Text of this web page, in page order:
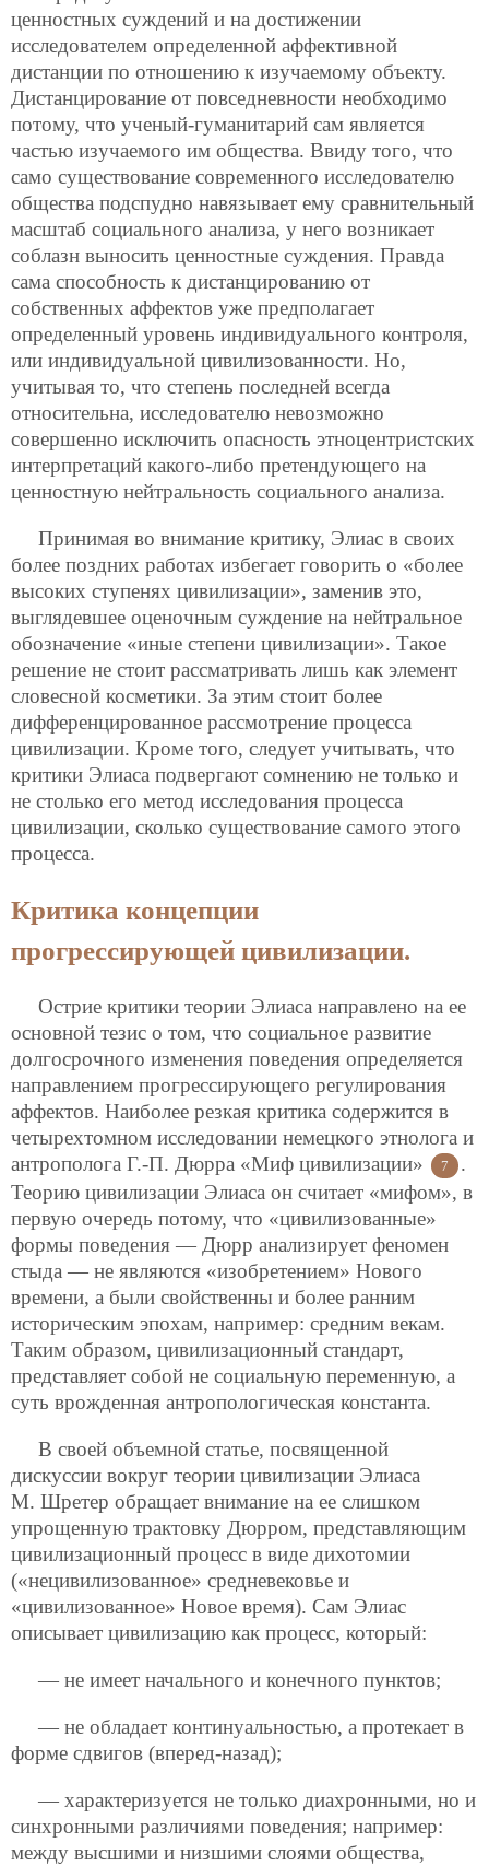
ценностных суждений и на достижении
исследователем определенной аффективной
дистанции по отношению к изучаемому объекту.
Дистанцирование от повседневности необходимо
потому, что ученый-гуманитарий сам является
частью изучаемого им общества. Ввиду того, что
само существование современного исследователю
общества подспудно навязывает ему сравнительный
масштаб социального анализа, у него возникает
соблазн выносить ценностные суждения. Правда
сама способность к дистанцированию от
собственных аффектов уже предполагает
определенный уровень индивидуального контроля,
или индивидуальной цивилизованности. Но,
учитывая то, что степень последней всегда
относительна, исследователю невозможно
совершенно исключить опасность этноцентристских
интерпретаций какого-либо претендующего на
ценностную нейтральность социального анализа.
Принимая во внимание критику, Элиас в своих
более поздних работах избегает говорить о «более
высоких ступенях цивилизации», заменив это,
выглядевшее оценочным суждение на нейтральное
обозначение «иные степени цивилизации». Такое
решение не стоит рассматривать лишь как элемент
словесной косметики. За этим стоит более
дифференцированное рассмотрение процесса
цивилизации. Кроме того, следует учитывать, что
критики Элиаса подвергают сомнению не только и
не столько его метод исследования процесса
цивилизации, сколько существование самого этого
процесса.
Критика концепции
прогрессирующей цивилизации.
Острие критики теории Элиаса направлено на ее
основной тезис о том, что социальное развитие
долгосрочного изменения поведения определяется
направлением прогрессирующего регулирования
аффектов. Наиболее резкая критика содержится в
четырехтомном исследовании немецкого этнолога и
антрополога Г.-П. Дюрра «Миф цивилизации»
7
.
Теорию цивилизации Элиаса он считает «мифом», в
первую очередь потому, что «цивилизованные»
формы поведения — Дюрр анализирует феномен
стыда — не являются «изобретением» Нового
времени, а были свойственны и более ранним
историческим эпохам, например: средним векам.
Таким образом, цивилизационный стандарт,
представляет собой не социальную переменную, а
суть врожденная антропологическая константа.
В своей объемной статье, посвященной
дискуссии вокруг теории цивилизации Элиаса
М. Шретер обращает внимание на ее слишком
упрощенную трактовку Дюрром, представляющим
цивилизационный процесс в виде дихотомии
(«нецивилизованное» средневековье и
«цивилизованное» Новое время). Сам Элиас
описывает цивилизацию как процесс, который:
— не имеет начального и конечного пунктов;
— не обладает континуальностью, а протекает в
форме сдвигов (вперед-назад);
— характеризуется не только диахронными, но и
синхронными различиями поведения; например:
между высшими и низшими слоями общества,